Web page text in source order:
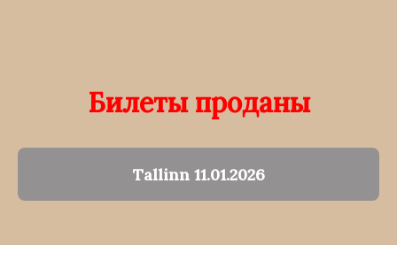
Билеты проданы
Tallinn 11.01.2026